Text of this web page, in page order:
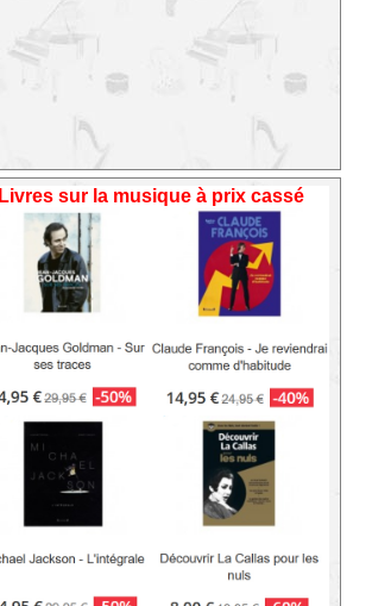
Livres sur la musique à prix cassé